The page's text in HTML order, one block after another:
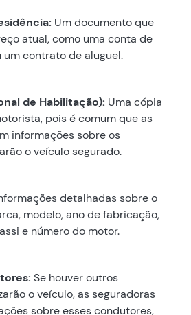
Um documento que
atual, como uma conta de
um contrato de aluguel.
de Habilitação): Uma cópia
pois é comum que as
informações sobre os
o veículo segurado.
detalhadas sobre o
modelo, ano de fabricação,
e número do motor.
Se houver outros
o veículo, as seguradoras
sobre esses condutores,